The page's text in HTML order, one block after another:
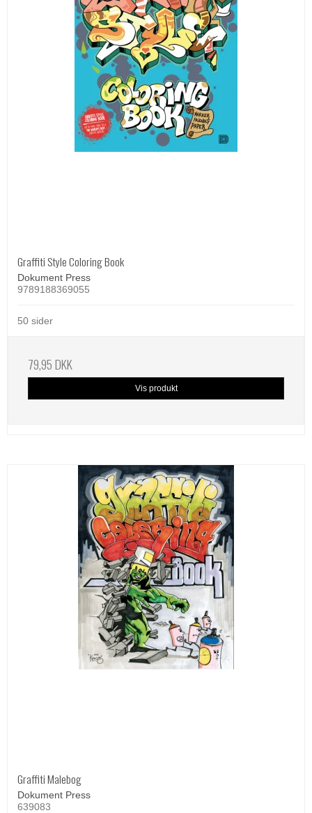
Graffiti Style Coloring Book
Dokument Press
9789188369055
50 sider
79,95 DKK
Vis produkt
Graffiti Malebog
Dokument Press
639083